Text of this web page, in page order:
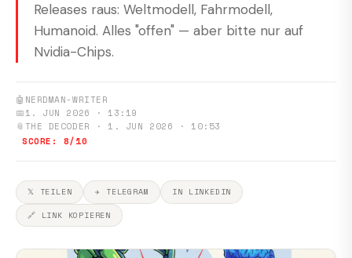
Releases raus: Weltmodell, Fahrmodell,
Humanoid. Alles "offen" — aber bitte nur auf
Nvidia-Chips.
🤖 NERDMAN-WRITER
📅1. JUN 2026 · 13:19
📎 THE DECODER · 1. JUN 2026 · 10:53
SCORE: 8/10
𝕏 TEILEN ✈ TELEGRAM
IN LINKEDIN
🔗 LINK KOPIEREN